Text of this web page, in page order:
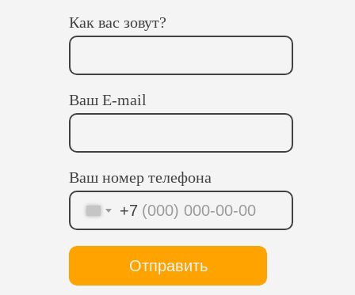
Как вас зовут?
Ваш E-mail
Ваш номер телефона
+7
Отправить